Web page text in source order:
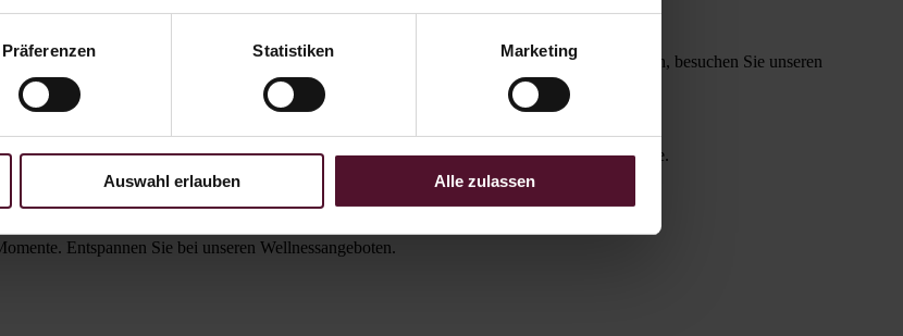
Präferenzen Statistiken Marketing
Auswahl erlauben Alle zulassen
Weine und andere hochwertige Erzeugnisse aus unserer hauseigenen Produktion genießen, besuchen Sie unseren
Entspannen Sie bei unseren Wellnessangeboten.